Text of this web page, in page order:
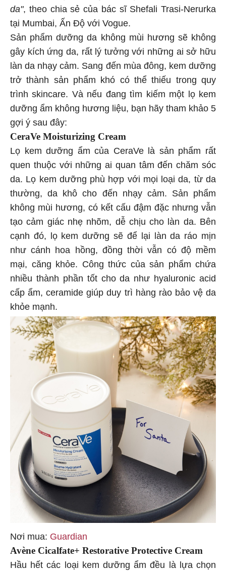
da", theo chia sẻ của bác sĩ Shefali Trasi-Nerurka
tại Mumbai, Ấn Độ với Vogue.
Sản phẩm dưỡng da không mùi hương sẽ không
gây kích ứng da, rất lý tưởng với những ai sở hữu
làn da nhạy cảm. Sang đến mùa đông, kem dưỡng
trở thành sản phẩm khó có thể thiếu trong quy
trình skincare. Và nếu đang tìm kiếm một lọ kem
dưỡng ẩm không hương liệu, bạn hãy tham khảo 5
gợi ý sau đây:
CeraVe Moisturizing Cream
Lọ kem dưỡng ẩm của CeraVe là sản phẩm rất
quen thuộc với những ai quan tâm đến chăm sóc
da. Lọ kem dưỡng phù hợp với mọi loại da, từ da
thường, da khô cho đến nhạy cảm. Sản phẩm
không mùi hương, có kết cấu đậm đặc nhưng vẫn
tạo cảm giác nhẹ nhõm, dễ chịu cho làn da. Bên
cạnh đó, lọ kem dưỡng sẽ để lại làn da ráo mịn
như cánh hoa hồng, đồng thời vẫn có độ mềm
mại, căng khỏe. Công thức của sản phẩm chứa
nhiều thành phần tốt cho da như hyaluronic acid
cấp ẩm, ceramide giúp duy trì hàng rào bảo vệ da
khỏe mạnh.
Nơi mua: Guardian
Avène Cicalfate+ Restorative Protective Cream
Hầu hết các loại kem dưỡng ẩm đều là lựa chọn